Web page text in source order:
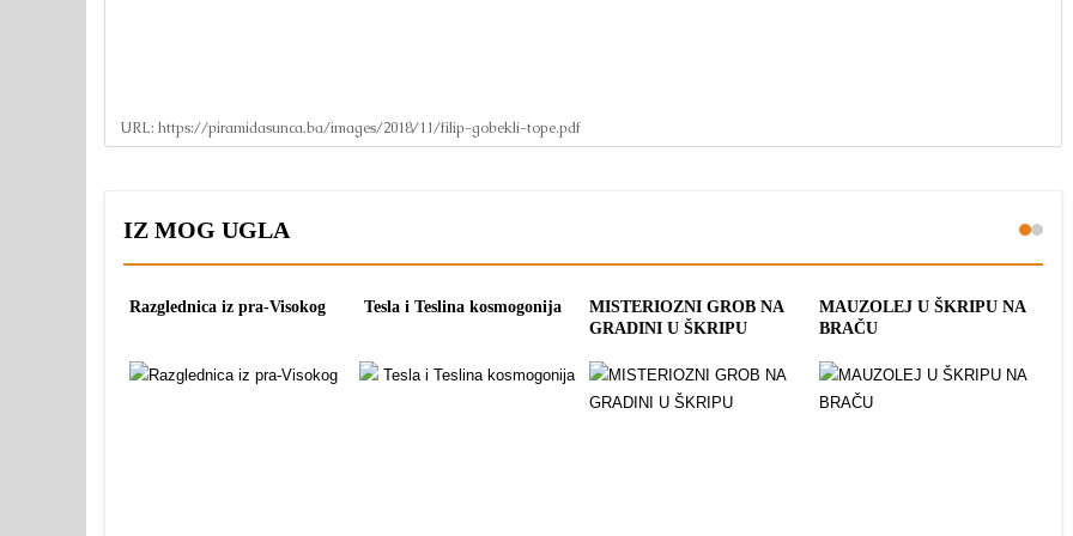
URL: https://piramidasunca.ba/images/2018/11/filip-gobekli-tope.pdf
IZ MOG UGLA
Razglednica iz pra-Visokog Tesla i Teslina kosmogonija
MISTERIOZNI GROB NA
GRADINI U ŠKRIPU
MAUZOLEJ U ŠKRIPU NA
BRAČU